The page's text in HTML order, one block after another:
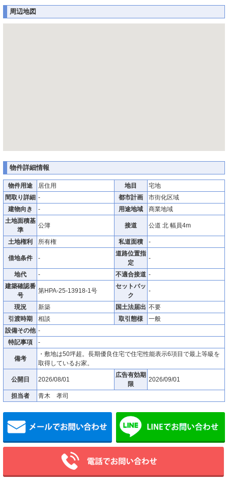
周辺地図
物件詳細情報
物件用途 居住用 地目
宅地
間取り詳細 - 都市計画
市街化区域
建物向き
- 用途地域
商業地域
土地面積基
準
公簿 接道 公道 北 幅員4m
土地権利 所有権 私道面積 -
借地条件 -
道路位置指
定
-
地代 - 不適合接道 -
建築確認番
号
第HPA-25-13918-1号
セットバッ
ク
-
現況 新築 国土法届出 不要
引渡時期
相談 取引態様
一般
設備その他 -
特記事項
-
備考
・敷地は50坪超。長期優良住宅で住宅性能表示6項目で最上等級を
取得しているお家。
公開日 2026/08/01
広告有効期
限
2026/09/01
担当者 青木 孝司
メールでお問い合わせ